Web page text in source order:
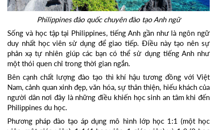
Philippines đảo quốc chuyên đào tạo Anh ngữ
Sống và học tập tại Philippines, tiếng Anh gần như là ngôn ngữ
duy nhất học viên sử dụng để giao tiếp. Điều này tạo nên sự
phản xạ tự nhiên giúp các bạn có thể sử dụng tiếng Anh như
một thói quen chỉ trong thời gian ngắn.
Bên cạnh chất lượng đào tạo thì khí hậu tương đồng với Việt
Nam, cảnh quan xinh đẹp, văn hóa, sự thân thiện, hiếu khách của
người dân nơi đây là những điều khiến học sinh an tâm khi đến
Philippines du học.
Phương pháp đào tạo áp dụng mô hình lớp học 1:1 (một học